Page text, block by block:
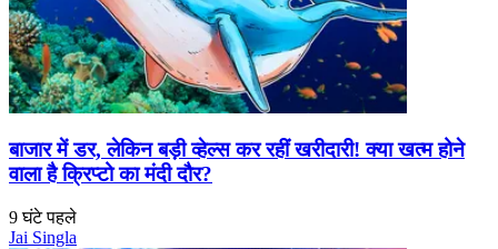
बाजार में डर, लेकिन बड़ी व्हेल्स कर रहीं खरीदारी! क्या खत्म होने
वाला है क्रिप्टो का मंदी दौर?
9 घंटे पहले
Jai Singla